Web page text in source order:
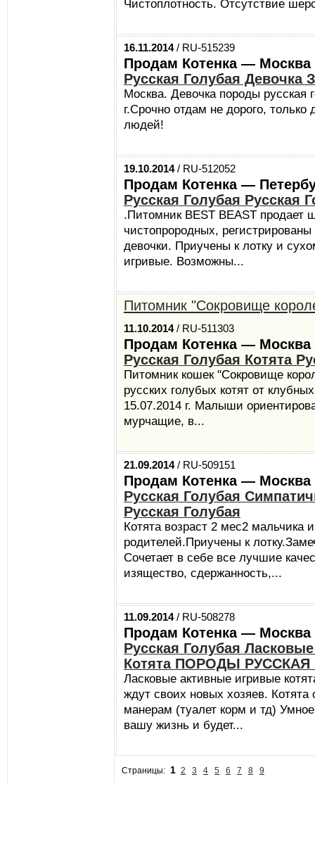
Чистоплотность. Отсутствие
16.11.2014/ RU-515239
Продам Котенка — Москва
Русская Голубая
Москва. Девочка породы русская
г.Срочно отдам не дорого,
людей!
19.10.2014/ RU-512052
Продам Котенка —
Русская Голубая Русская
.Питомник BEST BEAST продает
чистопрородных,
девочки. Приучены к лотку и
игривые. Возможны...
Питомник "Сокровище
11.10.2014/ RU-511303
Продам Котенка — Москва
Русская Голубая Котята
Питомник кошек "Сокровище
русских голубых котят от
15.07.2014 г. Малыши
мурчащие, в...
21.09.2014/ RU-509151
Продам Котенка — Москва
Русская Голубая
Русская Голубая
Котята возраст 2 мес2 мальчика
родителей.Приучены к
Сочетает в себе все лучшие
изящество, сдержанность,...
11.09.2014/ RU-508278
Продам Котенка — Москва
Русская Голубая
Котята ПОРОДЫ РУССКАЯ
Ласковые активные игривые
ждут своих новых хозяев.
манерам (туалет корм и тд)
вашу жизнь и будет...
Страницы: 1 2 3 4 5 6 7 8 9